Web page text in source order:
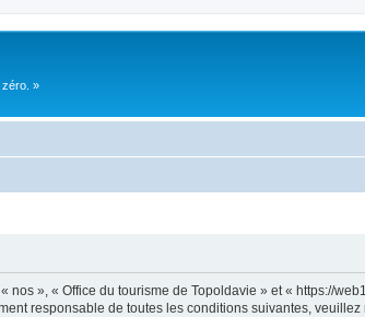
zéro. »
», « Office du tourisme de Topoldavie » et « https://
responsable de toutes les conditions suivantes,